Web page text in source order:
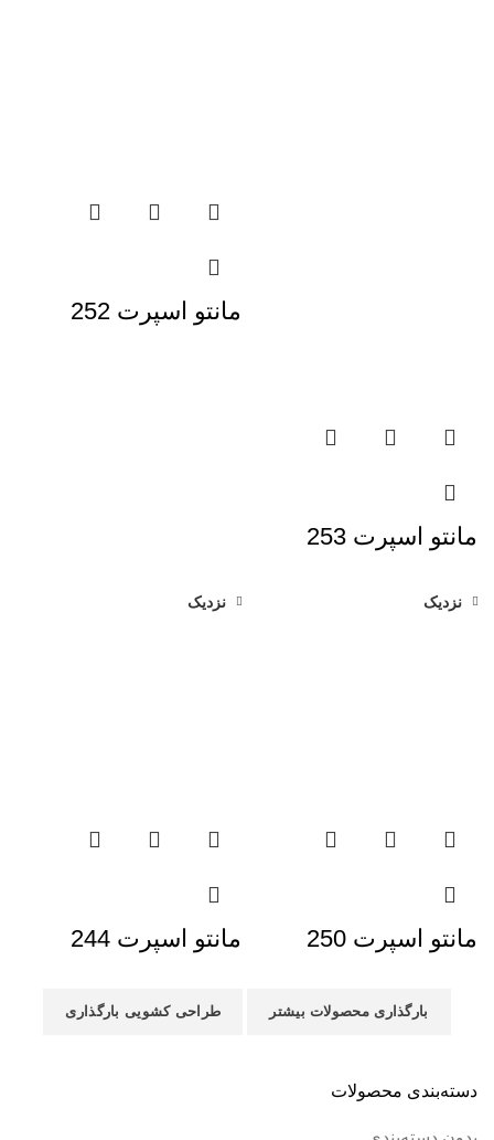
دسته‌بندی محصولات
مانتو اسپرت 253
مانتو اسپرت 252
نزدیک
مانتو اسپرت 250
نزدیک
مانتو اسپرت 244
بارگذاری محصولات بیشتر طراحی کشویی بارگذاری